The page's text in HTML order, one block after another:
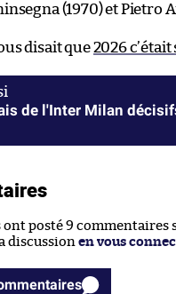
(1970) et Pietro
disait que2026
de l'Inter Milan
ont posté 9 commentaires
discussion en vous
les 9 commentaires